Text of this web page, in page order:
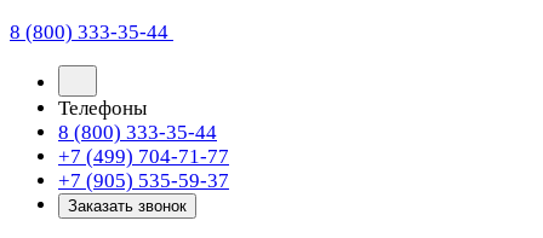
8 (800) 333-35-44
Телефоны
8 (800) 333-35-44
+7 (499) 704-71-77
+7 (905) 535-59-37
Заказать звонок